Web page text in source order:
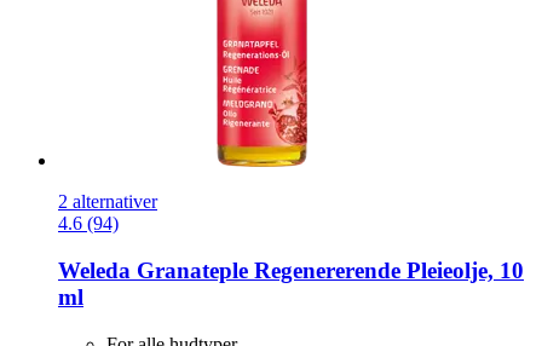
2 alternativer
4.6 (94)
Weleda Granateple Regenererende Pleieolje, 10
ml